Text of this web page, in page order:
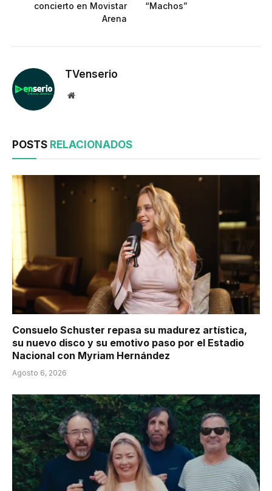
concierto en Movistar
Arena
“Machos”
TVenserio
Website
POSTS RELACIONADOS
Consuelo Schuster repasa su madurez artística,
su nuevo disco y su emotivo paso por el Estadio
Nacional con Myriam Hernández
Agosto 6, 2026